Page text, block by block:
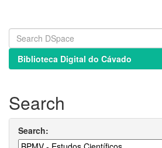
Biblioteca Digital do Cávado
Search
Search: